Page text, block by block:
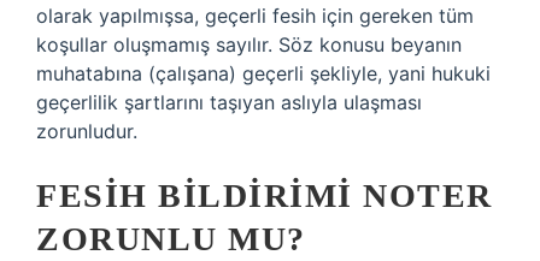
olarak yapılmışsa, geçerli fesih için gereken tüm
koşullar oluşmamış sayılır. Söz konusu beyanın
muhatabına (çalışana) geçerli şekliyle, yani hukuki
geçerlilik şartlarını taşıyan aslıyla ulaşması
zorunludur.
FESIH BILDIRIMI NOTER
ZORUNLU MU?